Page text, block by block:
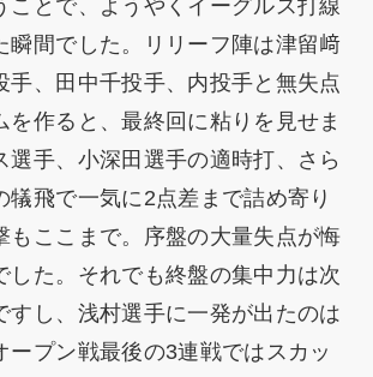
ことで、ようやくイーグルス打線
瞬間でした。リリーフ陣は津留﨑
手、田中千投手、内投手と無失点
を作ると、最終回に粘りを見せま
選手、小深田選手の適時打、さら
犠飛で一気に2点差まで詰め寄り
もここまで。序盤の大量失点が悔
した。それでも終盤の集中力は次
すし、浅村選手に一発が出たのは
ープン戦最後の3連戦ではスカッ